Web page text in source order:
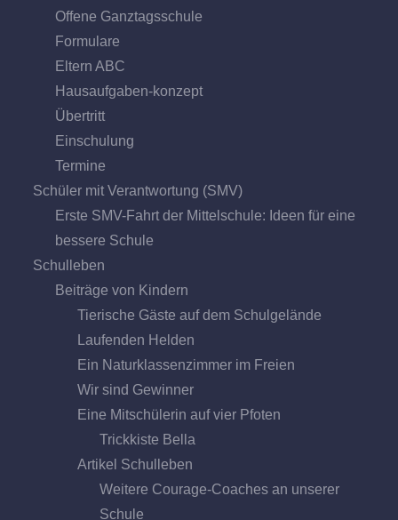
Offene Ganz­tags­schule
Formulare
Eltern ABC
Hausaufgaben-konzept
Übertritt
Einschulung
Termine
Schüler mit Verantwortung (SMV)
Erste SMV-Fahrt der Mittelschule: Ideen für eine
bessere Schule
Schulleben
Beiträge von Kindern
Tierische Gäste auf dem Schulgelände
Laufenden Helden
Ein Naturklassenzimmer im Freien
Wir sind Gewinner
Eine Mitschülerin auf vier Pfoten
Trickkiste Bella
Artikel Schulleben
Weitere Courage-Coaches an unserer
Schule